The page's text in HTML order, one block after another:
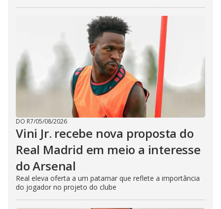
DO R7/05/08/2026
Vini Jr. recebe nova proposta do
Real Madrid em meio a interesse
do Arsenal
Real eleva oferta a um patamar que reflete a importância
do jogador no projeto do clube